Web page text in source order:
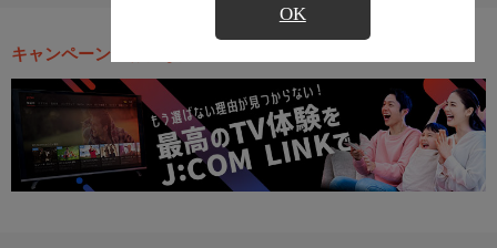
OK
キャンペーン・お得な情報